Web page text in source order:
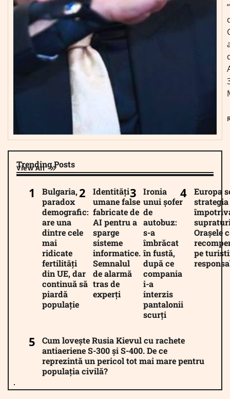
Trending Posts
View All
Bulgaria,
paradox
demografic:
are una
dintre cele
mai
ridicate
fertilități
din UE, dar
continuă să
piardă
populație
Identități
umane false
fabricate de
AI pentru a
sparge
sisteme
informatice.
Semnalul
de alarmă
tras de
experți
Ironia
unui șofer
de
autobuz:
s-a
îmbrăcat
în fustă,
după ce
compania
i-a
interzis
pantalonii
scurți
Europa
strategia
Orașele
pe
Cum lovește Rusia Kievul cu rachete
antiaeriene S-300 și S-400. De ce
reprezintă un pericol tot mai mare pentru
populația civilă?